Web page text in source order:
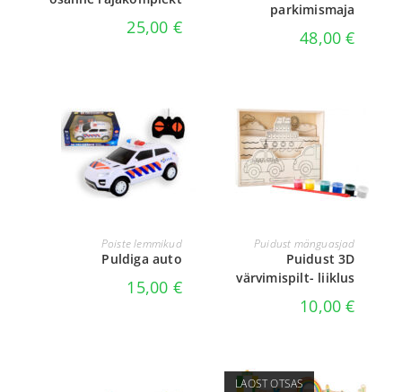
25,00 €
parkimismaja
48,00€
LISA KORVI
Poiste lemmikud
Puldiga auto
15,00 €
LISA KORVI
Puidust mänguasjad
Puidust 3D
värvimispilt- liiklus
10,00€
LAOST OTSAS